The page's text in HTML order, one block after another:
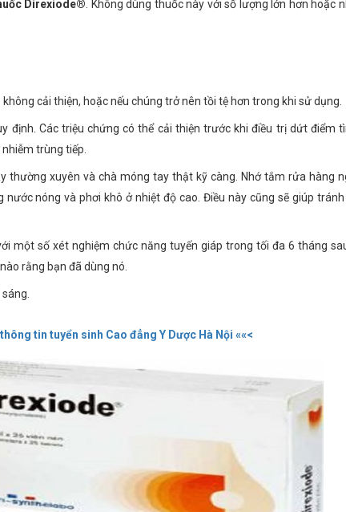
Direxiode®. Không dùng thuốc này với số lượng lớn hơn hoặc
cải thiện, hoặc nếu chúng trở nên tồi tệ hơn trong khi sử dụng.
định. Các triệu chứng có thể cải thiện trước khi điều trị dứt điểm
trùng tiếp.
thường xuyên và chà móng tay thật kỹ càng. Nhớ tắm rửa hàng
nóng và phơi khô ở nhiệt độ cao. Điều này cũng sẽ giúp
một số xét nghiệm chức năng tuyến giáp trong tối đa 6 tháng
rằng bạn đã dùng nó.
tin tuyển sinh Cao đẳng Y Dược Hà Nội ««<